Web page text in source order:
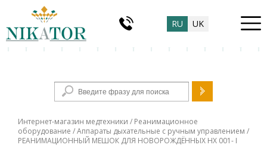
RU UK
Форма поиска
Интернет-магазин медтехники / Реанимационное
оборудование /Аппараты дыхательные с ручным управлением /
РЕАНИМАЦИОННЫЙ МЕШОК ДЛЯ НОВОРОЖДЁННЫХ НХ 001- I